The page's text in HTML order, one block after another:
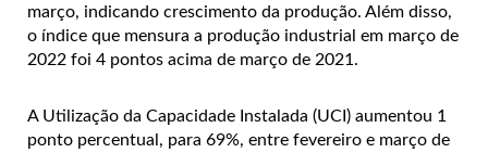
março, indicando crescimento da produção. Além disso,
o índice que mensura a produção industrial em março de
2022 foi 4 pontos acima de março de 2021.
A Utilização da Capacidade Instalada (UCI) aumentou 1
ponto percentual, para 69%, entre fevereiro e março de